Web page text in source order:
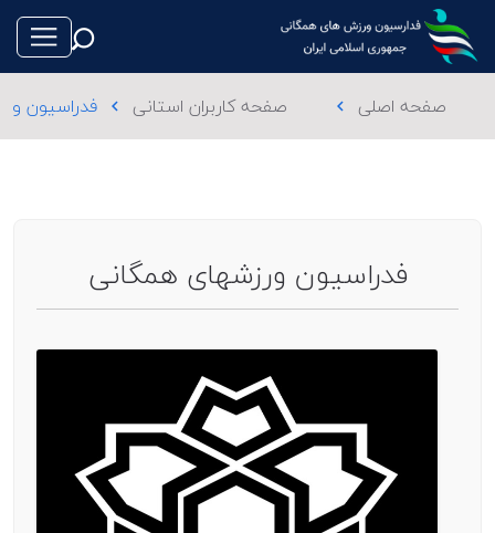
صفحه اصلی chevron_left صفحه کاربران استانی chevron_left فدراسیون
فدراسیون ورزشهای همگانی
فوتبال